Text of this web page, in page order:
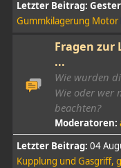
Letzter Beitrag:
Gummkilagerung Motor
Fragen zur
...
Wie wurden
Wie oder wer
beachten?
Moderatoren:
Letzter Beitrag: 04
Kupplung und Gasgriff,